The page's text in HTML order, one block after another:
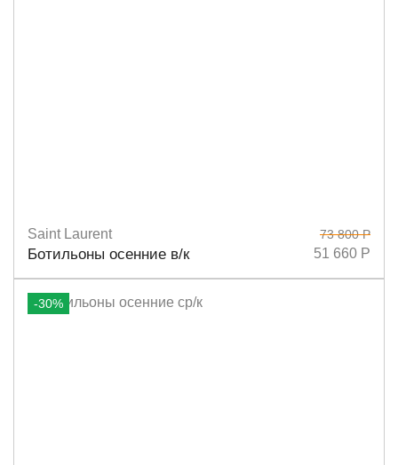
Размеры
Saint Laurent
Ботильоны осенние в/к
73 800 Р
51 660 Р
-30%